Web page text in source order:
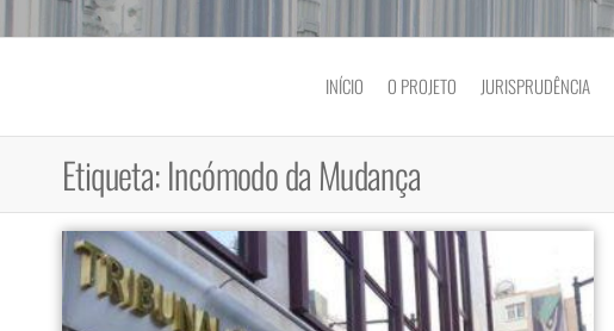
InclusiveCourts
INÍCIO O PROJETO JURISPRUDÊNCIA
Etiqueta:Incómodo da Mudança